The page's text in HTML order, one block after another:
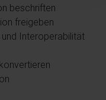
beschriften
freigeben
Interoperabilität